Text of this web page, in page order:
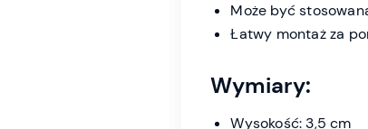
Może być
Łatwy montaż za
Wymiary:
Wysokość: 3,5 cm